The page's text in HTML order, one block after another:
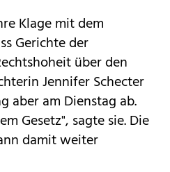
Klage mit dem
Gerichte der
über den
Jennifer Schecter
aber am Dienstag ab.
Gesetz", sagte sie. Die
damit weiter